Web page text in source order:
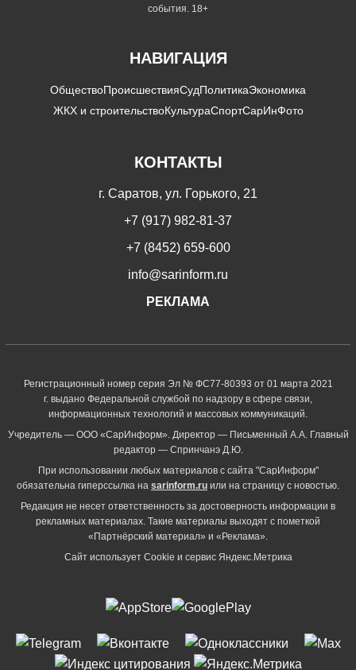
события. 18+
НАВИГАЦИЯ
ОбществоПроисшествияСудПолитикаЭкономика
ЖКХ и строительствоКультураСпортСарИнФото
КОНТАКТЫ
г. Саратов, ул. Горького, 21
+7 (917) 982-81-37
+7 (8452) 659-600
info@sarinform.ru
РЕКЛАМА
Регистрационный номер серия Эл № ФС77-80393 от 01 марта 2021
г. выдано Федеральной службой по надзору в сфере связи,
информационных технологий и массовых коммуникаций.
Учредитель — ООО «СарИнформ». Директор — Письменный А.А. Главный
редактор — Спринчанэ Д.Ю.
При использовании любых материалов с сайта "СарИнформ"
обязательна гиперссылка на sarinform.ru или на страницу с новостью.
Редакция не несет ответственность за достоверность информации в
рекламных материалах. Такие материалы выходят с пометкой
«Партнёрский материал» и «Реклама».
Сайт использует Cookie и сервиc Яндекс.Метрика